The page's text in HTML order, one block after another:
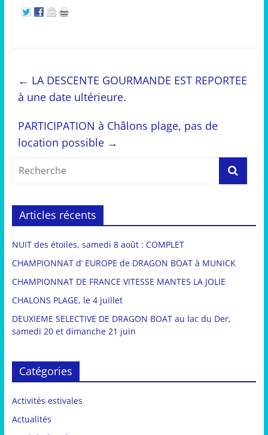
← LA DESCENTE GOURMANDE EST REPORTEE
à une date ultérieure.
PARTICIPATION à Châlons plage, pas de
location possible →
Articles récents
NUIT des étoiles, samedi 8 août : COMPLET
CHAMPIONNAT d’ EUROPE de DRAGON BOAT à MUNICK
CHAMPIONNAT DE FRANCE VITESSE MANTES LA JOLIE
CHALONS PLAGE, le 4 juillet
DEUXIEME SELECTIVE DE DRAGON BOAT au lac du Der,
samedi 20 et dimanche 21 juin
Catégories
Activités estivales
Actualités